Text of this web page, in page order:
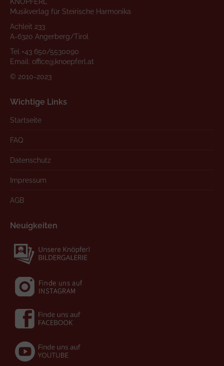
Musikverlag für Steirische Harmonika
Achleit 233
A-6320 Angerberg/Tirol
Tel +43 650/5530090
Email: office@knoepferl.at
© 2010-2023
Wichtige Links
Startseite
FAQ
Datenschutz
Impressum
AGB
Neuigkeiten